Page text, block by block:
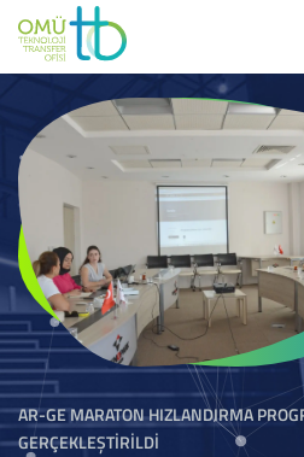
AR-GE MARATON HIZLANDIRMA
GERÇEKLEŞTIRILDI